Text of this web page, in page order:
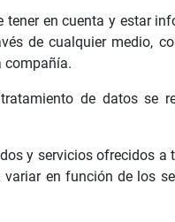
en cuenta y estar
de cualquier medio,
compañía.
de datos se
y servicios ofrecidos
en función de los